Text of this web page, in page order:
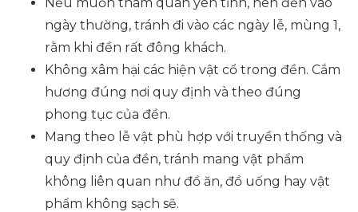
ngày thường, tránh đi vào các ngày lễ, mùng 1,
rằm khi đền rất đông khách.
Không xâm hại các hiện vật cổ trong đền. Cắm
hương đúng nơi quy định và theo đúng
phong tục của đền.
Mang theo lễ vật phù hợp với truyền thống và
quy định của đền, tránh mang vật phẩm
không liên quan như đồ ăn, đồ uống hay vật
phẩm không sạch sẽ.